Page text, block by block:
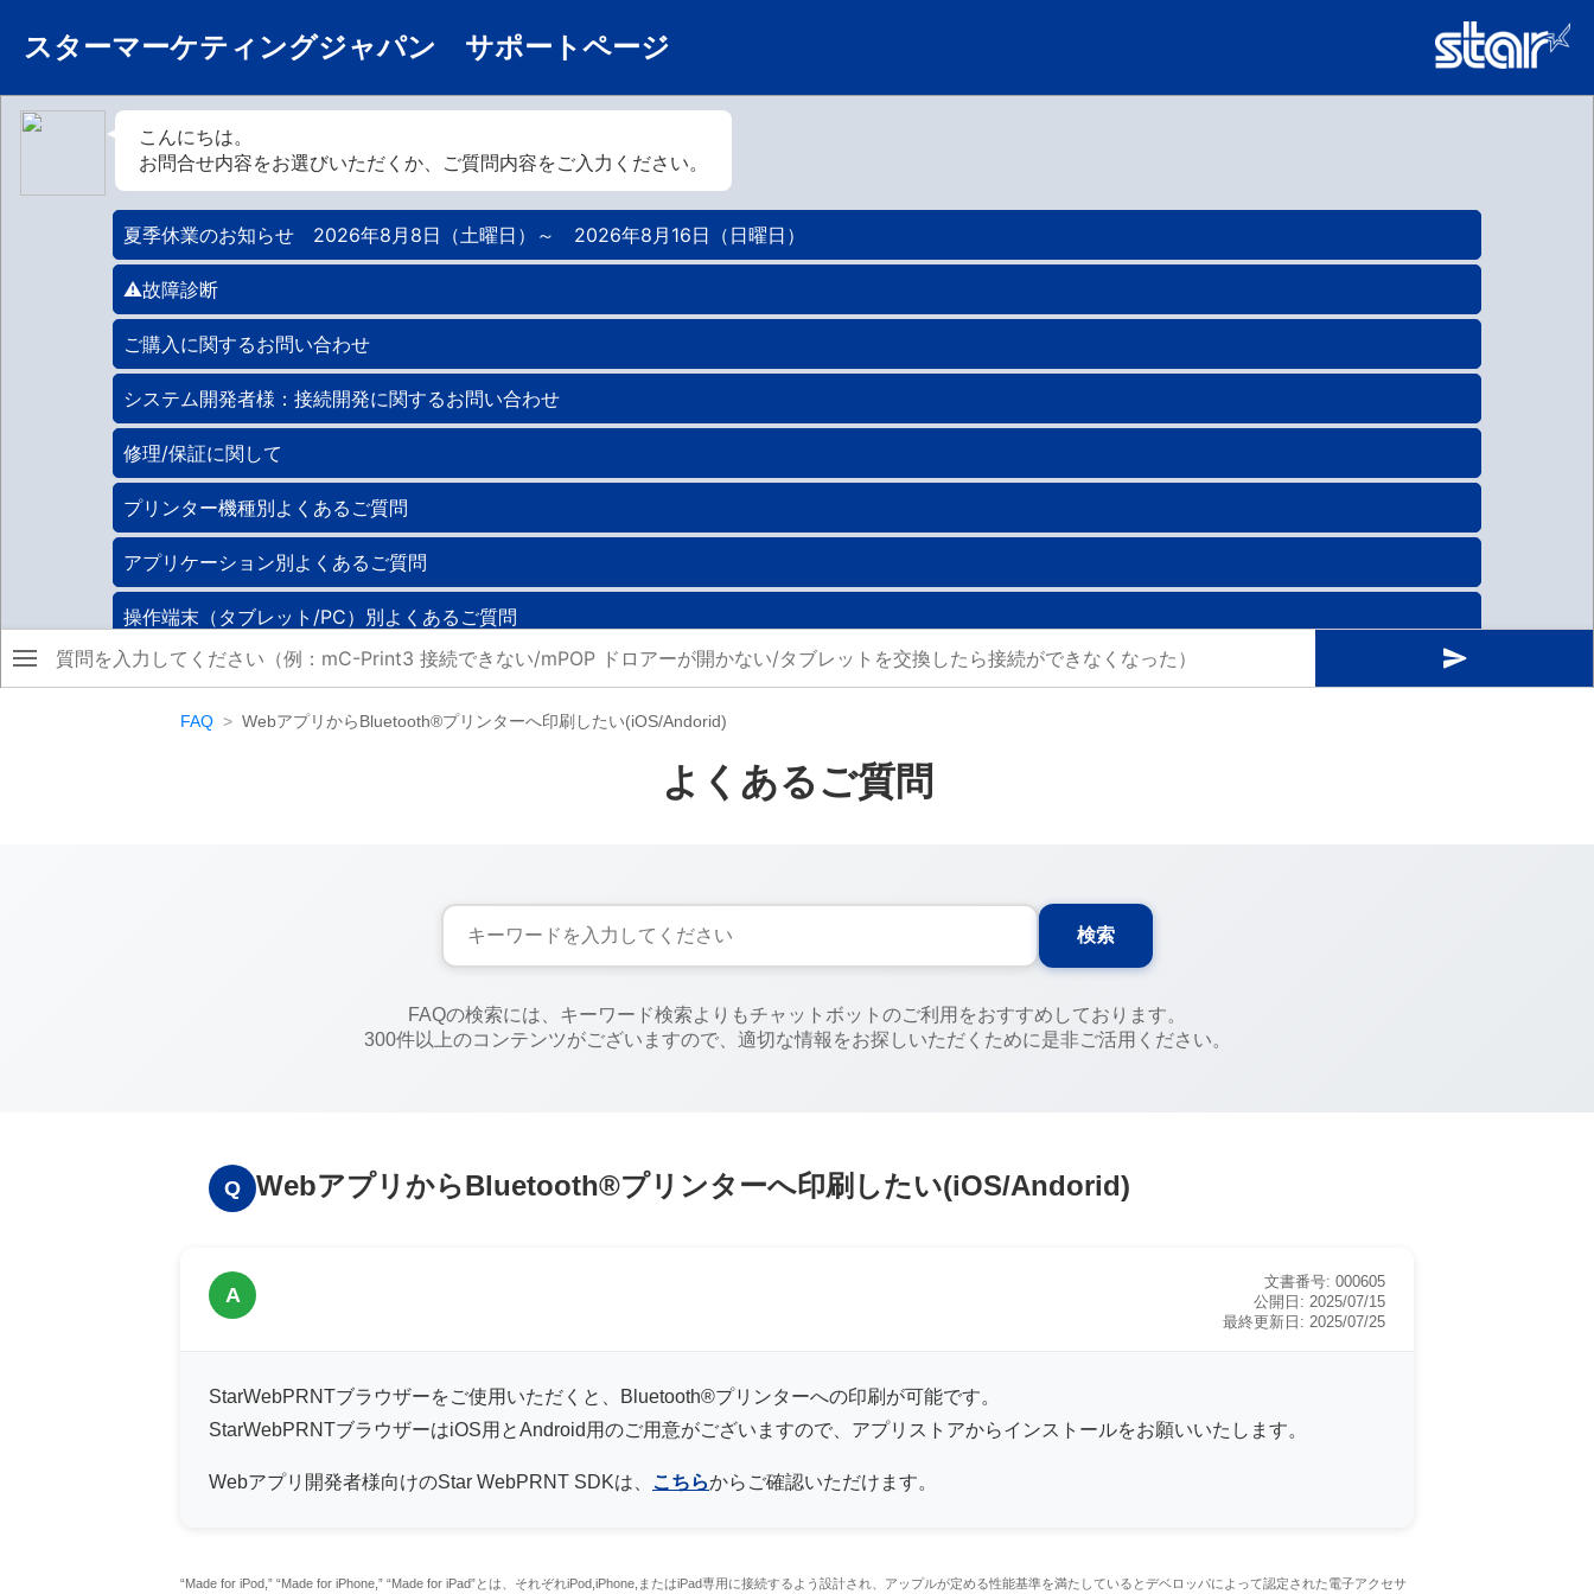
スターマーケティングジャパン サポートページ
FAQ WebアプリからBluetooth®プリンターへ印刷したい(iOS/Andorid)
よくあるご質問
検索
FAQの検索には、キーワード検索よりもチャットボットのご利用をおすすめしております。
300件以上のコンテンツがございますので、適切な情報をお探しいただくために是非ご活用ください。
Q WebアプリからBluetooth®プリンターへ印刷したい(iOS/Andorid)
A
文書番号: 000605
公開日: 2025/07/15
最終更新日: 2025/07/25
StarWebPRNTブラウザーをご使用いただくと、Bluetooth®プリンターへの印刷が可能です。
StarWebPRNTブラウザーはiOS用とAndroid用のご用意がございますので、アプリストアからインストールをお願いいたします。
Webアプリ開発者様向けのStar WebPRNT SDKは、 こちらからご確認いただけます。
“Made for iPod,” “Made for iPhone,” “Made for iPad”とは、それぞれiPod,iPhone,またはiPad専用に接続するよう設計され、アップルが定める性能基準を満たしているとデベロッパによって認定された電子アクセサ